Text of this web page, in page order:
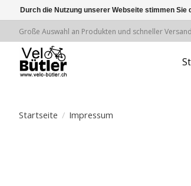
Große Auswahl an Produkten und schneller
Startseite / Impressum
Durch die Nutzung unserer Webseite stimmen